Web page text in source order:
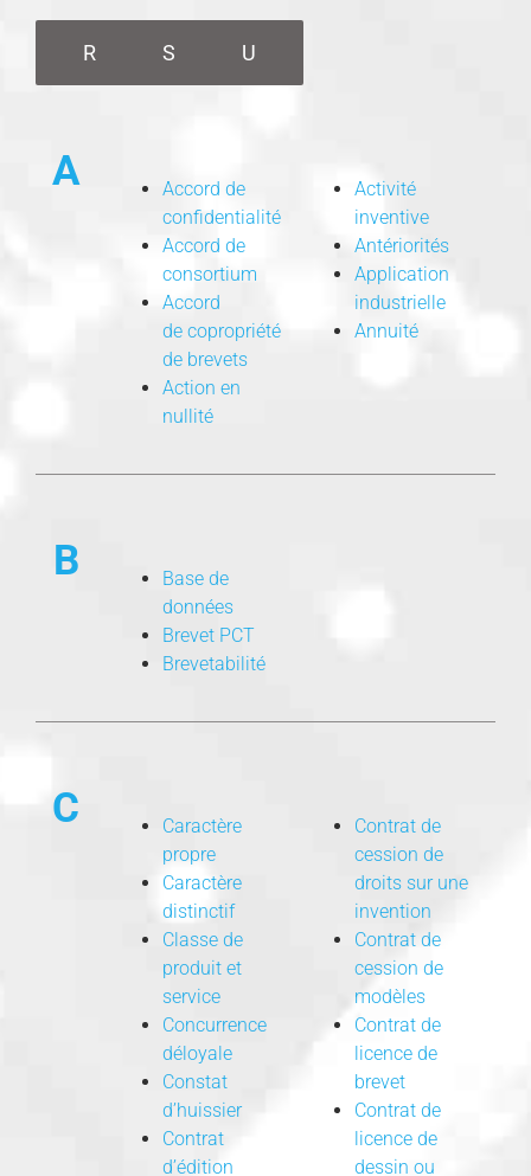
R S U
A
Accord de
confidentialité
Accord de
consortium
Accord
de copropriété
de brevets
Action en
nullité
Activité
inventive
Antériorités
Application
industrielle
Annuité
B
Base de
données
Brevet PCT
Brevetabilité
C
Caractère
propre
Caractère
distinctif
Classe de
produit et
service
Concurrence
déloyale
Constat
d’huissier
Contrat
d’édition
Contrat de
cession de
droits sur une
invention
Contrat de
cession de
modèles
Contrat de
licence de
brevet
Contrat de
licence de
dessin ou